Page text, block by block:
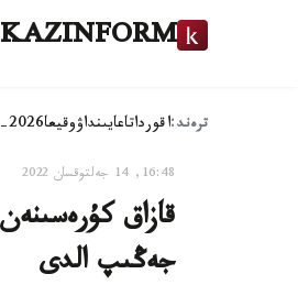
KAZINFORM
ترەند:اقورداتاعايىنداۋوقيعا2026-سايلاۋ
16:48, 14 جەلتوقسان 2022
جەڭىپ الدى